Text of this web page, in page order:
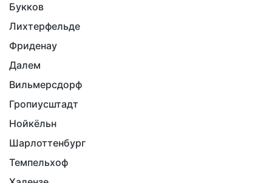
Букков
Лихтерфельде
Фриденау
Далем
Вильмерсдорф
Гропиусштадт
Нойкёльн
Шарлоттенбург
Темпельхоф